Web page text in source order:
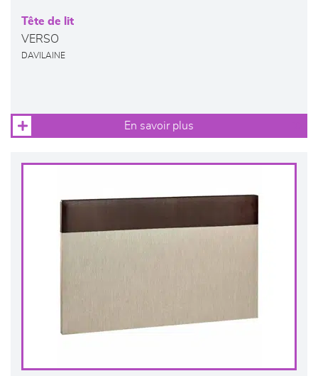
Tête de lit
VERSO
DAVILAINE
En savoir plus